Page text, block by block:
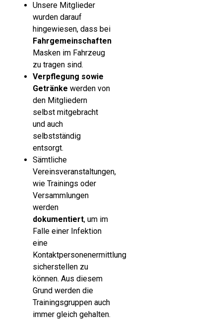
Unsere Mitglieder
wurden darauf
hingewiesen, dass bei
Fahrgemeinschaften
Masken im Fahrzeug
zu tragen sind.
Verpflegung sowie
Getränke werden von
den Mitgliedern
selbst mitgebracht
und auch
selbstständig
entsorgt.
Sämtliche
Vereinsveranstaltungen,
wie Trainings oder
Versammlungen
werden
dokumentiert, um im
Falle einer Infektion
eine
Kontaktpersonenermittlung
sicherstellen zu
können. Aus diesem
Grund werden die
Trainingsgruppen auch
immer gleich gehalten.